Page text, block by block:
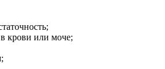
крови или моче;